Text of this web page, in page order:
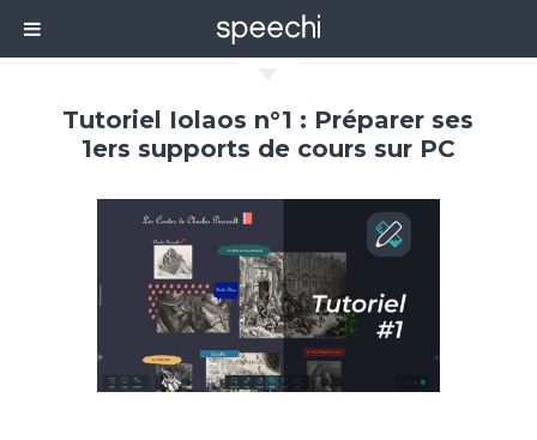
Tutoriel Iolaos n°1 : Préparer ses
1ers supports de cours sur PC